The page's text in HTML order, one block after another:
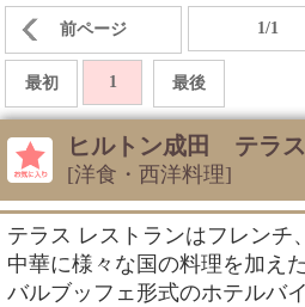
前ページ 1/1
最初 1 最後
ヒルトン成田 テラ
[洋食・西洋料理]
テラス レストランはフレンチ
中華に様々な国の料理を加え
バルブッフェ形式のホテルバ